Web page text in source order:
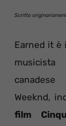
Scritto
Earned it è
Weeknd,
film